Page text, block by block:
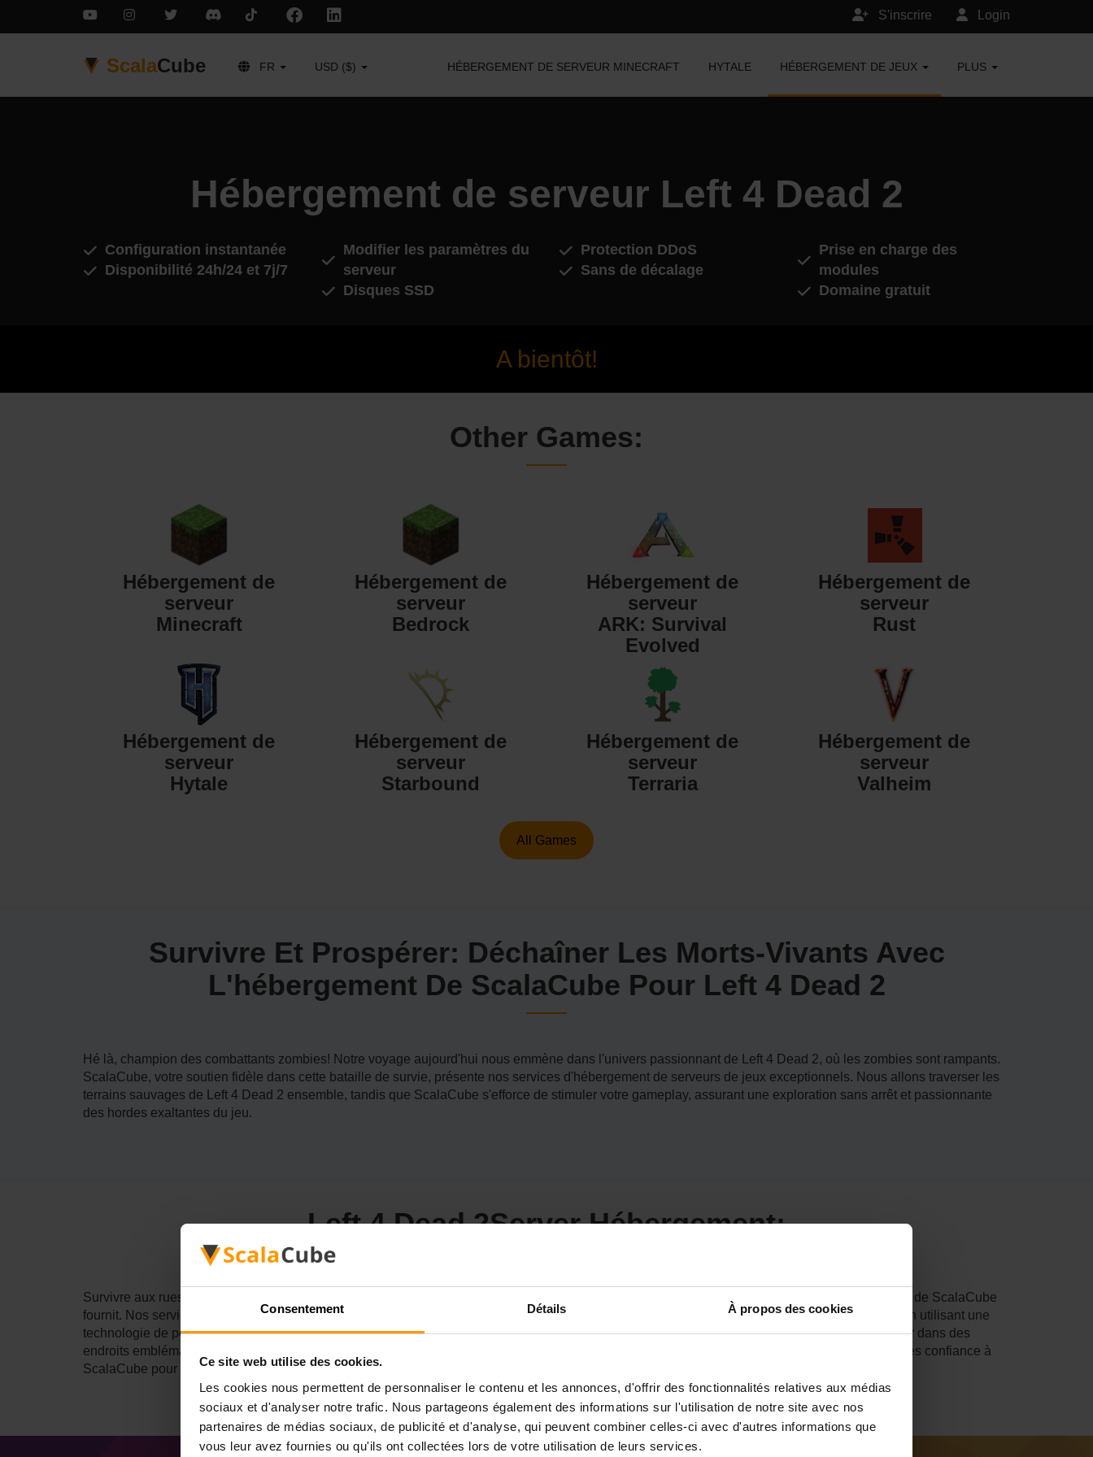
Consentement Détails À propos des cookies
Ce site web utilise des cookies.
Les cookies nous permettent de personnaliser le contenu et les annonces, d'offrir des fonctionnalités relatives aux médias
sociaux et d'analyser notre trafic. Nous partageons également des informations sur l'utilisation de notre site avec nos
partenaires de médias sociaux, de publicité et d'analyse, qui peuvent combiner celles-ci avec d'autres informations que
vous leur avez fournies ou qu'ils ont collectées lors de votre utilisation de leurs services.
Login
S'inscrire
ScalaCube FR USD ($) HÉBERGEMENT DE SERVEUR MINECRAFT HYTALE HÉBERGEMENT DE JEUX PLUS
Hébergement de serveur Left 4 Dead 2
Configuration instantanée
Disponibilité 24h/24 et 7j/7
Modifier les paramètres du
serveur
Disques SSD
Protection DDoS
Sans de décalage
Prise en charge des
modules
Domaine gratuit
A bientôt!
Other Games:
Hébergement de
serveur
Minecraft
Hébergement de
serveur
Bedrock
Hébergement de
serveur
ARK: Survival
Evolved
Hébergement de
serveur
Rust
Hébergement de
serveur
Hytale
Hébergement de
serveur
Starbound
Hébergement de
serveur
Terraria
Hébergement de
serveur
Valheim
All Games
Survivre Et Prospérer: Déchaîner Les Morts-Vivants Avec
L'hébergement De ScalaCube Pour Left 4 Dead 2
Hé là, champion des combattants zombies! Notre voyage aujourd'hui nous emmène dans l'univers passionnant de Left 4 Dead 2, où les zombies sont rampants.
ScalaCube, votre soutien fidèle dans cette bataille de survie, présente nos services d'hébergement de serveurs de jeux exceptionnels. Nous allons traverser les
terrains sauvages de Left 4 Dead 2 ensemble, tandis que ScalaCube s'efforce de stimuler votre gameplay, assurant une exploration sans arrêt et passionnante
des hordes exaltantes du jeu.
Left 4 Dead 2Server Hébergement:
Survivre aux rues remplies de zombies de Left 4 Dead 2 exige un coéquipier fiable, et c'est exactement ce que l'hébergement du serveur de jeux de ScalaCube
fournit. Nos services créent l'épine dorsale pour une expérience de jeu en douceur et immersive dans le monde passionnant de Left 4 Dead 2. En utilisant une
technologie de pointe, des serveurs ultra-rapides et un panneau facile à utiliser, ScalaCube vous donne l'arsenal pour lutter Squad, pour voyager dans des
endroits emblématiques, les services d'hébergement de ScalaCube assurent un support inébranlable pour une expérience de jeu inégalée. Faites confiance à
ScalaCube pour vos besoins d'hébergement de serveur Left 4 Dead 2 et abordez l'apocalypse avec une foi en performances suprême.